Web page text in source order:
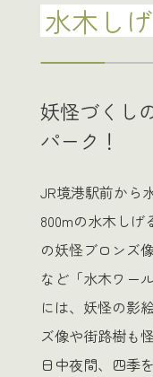
水木し
妖怪づくし
パーク！
JR境港駅前から
800mの水木しげ
の妖怪ブロンズ
など「水木ワー
には、妖怪の影
ズ像や街路樹も
日中夜間、四季